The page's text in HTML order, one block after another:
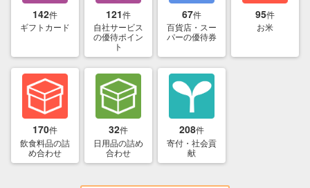
142件
ギフトカード
121件
自社サービス
の優待ポイン
ト
67件
百貨店・スー
パーの優待券
95件
お米
170件
飲食料品の詰
め合わせ
32件
日用品の詰め
合わせ
208件
寄付・社会貢
献